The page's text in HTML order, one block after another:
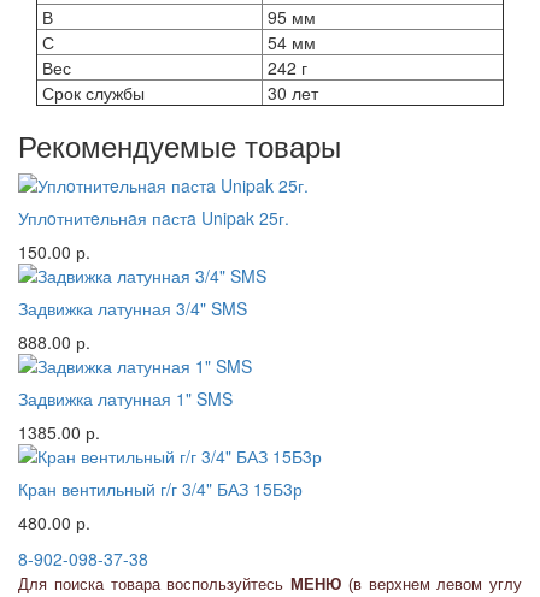
В
95 мм
С
54 мм
Вес
242 г
Срок службы
30 лет
Рекомендуемые товары
Уплoтнитeльнaя пaстa Unipak 25г.
150.00 р.
Задвижка латунная 3/4" SMS
888.00 р.
Задвижка латунная 1" SMS
1385.00 р.
Кран вентильный г/г 3/4" БАЗ 15Б3р
480.00 р.
8-902-098-37-38
Для поиска товара воспользуйтесь МЕНЮ (в верхнем левом углу